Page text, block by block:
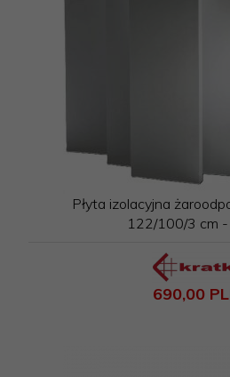
Płyta izolacyjna
122/100/3 cm -
690,00